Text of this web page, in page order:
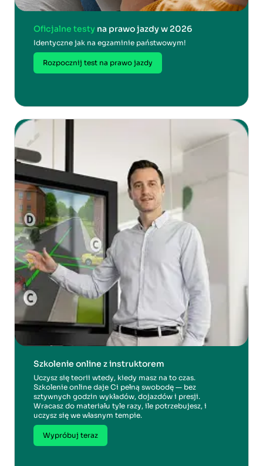
Oficjalne testy na prawo jazdy w 2026
Identyczne jak na egzaminie państwowym!
Rozpocznij test na prawo jazdy
Szkolenie online z instruktorem
Uczysz się teorii wtedy, kiedy masz na to czas.
Szkolenie online daje Ci pełną swobodę — bez
sztywnych godzin wykładów, dojazdów i presji.
Wracasz do materiału tyle razy, ile potrzebujesz, i
uczysz się we własnym tempie.
Wypróbuj teraz